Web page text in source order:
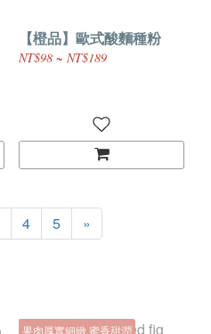
【橙品】歐式酸麵種粉
NT$98 ~ NT$189
4 5 »
果肉厚實細緻 蜜香甜潤